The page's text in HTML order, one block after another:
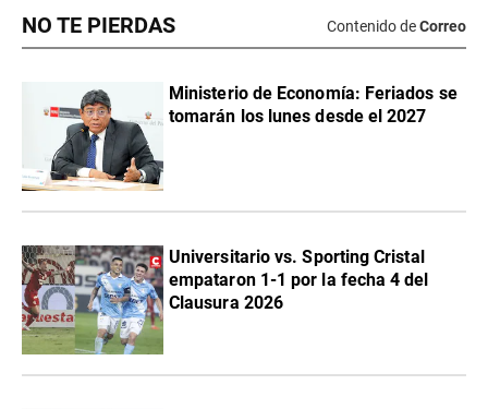
NO TE PIERDAS Contenido deCorreo
Ministerio de Economía: Feriados se
tomarán los lunes desde el 2027
Universitario vs. Sporting Cristal
empataron 1-1 por la fecha 4 del
Clausura 2026